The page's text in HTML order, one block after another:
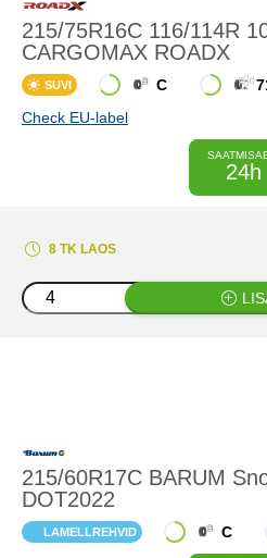
215/75R16C 116/114R
CARGOMAX ROADX
SUVI C
Check EU-label
24h
8 TK LAOS
215/60R17C BARUM
DOT2022
LAMELLREHVID C